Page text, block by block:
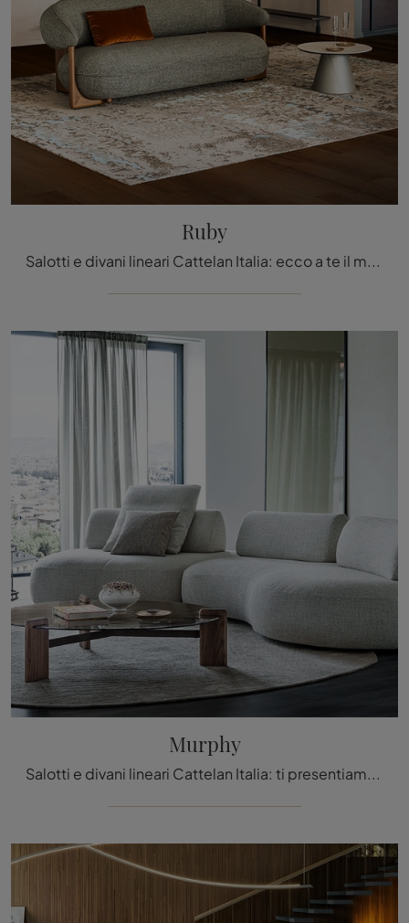
Ruby
Salotti e divani lineari Cattelan Italia: ecco a te il modello Ruby in tessuto per impreziosire il living.
Murphy
Salotti e divani lineari Cattelan Italia: ti presentiamo il modello Murphy in tessuto per completare il soggiorno.